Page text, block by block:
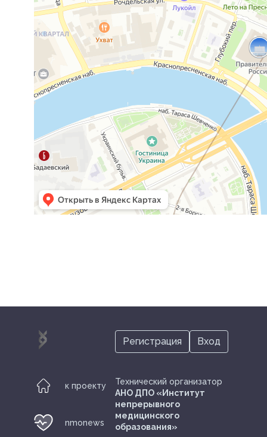
к проекту
nmonews
Технический организатор
АНО ДПО «Институт
непрерывного
медицинского
образования»
Регистрация Вход